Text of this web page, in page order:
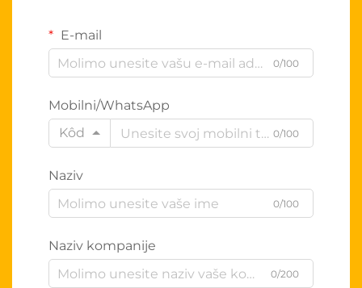
E-mail
0/100
Mobilni/WhatsApp
Kôd
0/100
Naziv
0/100
Naziv kompanije
0/200